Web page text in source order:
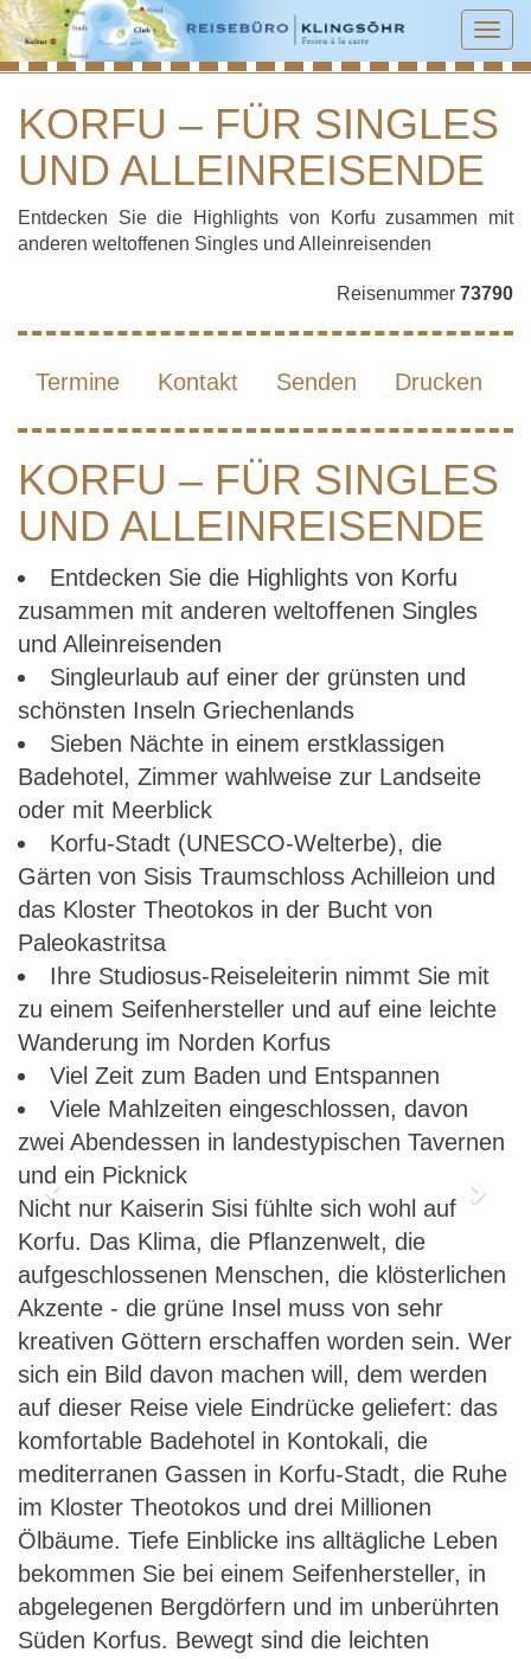
KORFU – FÜR SINGLES UND
ALLEINREISENDE
KORFU – FÜR SINGLES
UND ALLEINREISENDE
Entdecken Sie die Highlights von Korfu zusammen mit
anderen weltoffenen Singles und Alleinreisenden
Reisenummer 73790
Termine Kontakt Senden Drucken
KORFU – FÜR SINGLES
UND ALLEINREISENDE
Entdecken Sie die Highlights von Korfu
zusammen mit anderen weltoffenen Singles
und Alleinreisenden
Singleurlaub auf einer der grünsten und
schönsten Inseln Griechenlands
Sieben Nächte in einem erstklassigen
Badehotel, Zimmer wahlweise zur Landseite
oder mit Meerblick
Korfu-Stadt (UNESCO-Welterbe), die
Gärten von Sisis Traumschloss Achilleion und
das Kloster Theotokos in der Bucht von
Paleokastritsa
Ihre Studiosus-Reiseleiterin nimmt Sie mit
zu einem Seifenhersteller und auf eine leichte
Wanderung im Norden Korfus
Viel Zeit zum Baden und Entspannen
Viele Mahlzeiten eingeschlossen, davon
zwei Abendessen in landestypischen Tavernen
und ein Picknick
Previous
Next
Nicht nur Kaiserin Sisi fühlte sich wohl auf
Korfu. Das Klima, die Pflanzenwelt, die
aufgeschlossenen Menschen, die klösterlichen
Akzente - die grüne Insel muss von sehr
kreativen Göttern erschaffen worden sein. Wer
sich ein Bild davon machen will, dem werden
auf dieser Reise viele Eindrücke geliefert: das
komfortable Badehotel in Kontokali, die
mediterranen Gassen in Korfu-Stadt, die Ruhe
im Kloster Theotokos und drei Millionen
Ölbäume. Tiefe Einblicke ins alltägliche Leben
bekommen Sie bei einem Seifenhersteller, in
abgelegenen Bergdörfern und im unberührten
Süden Korfus. Bewegt sind die leichten